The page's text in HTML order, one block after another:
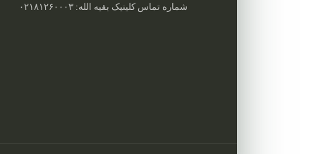
شماره تماس کلینیک بقیه الله: ۰۲۱۸۱۲۶۰۰۰۳